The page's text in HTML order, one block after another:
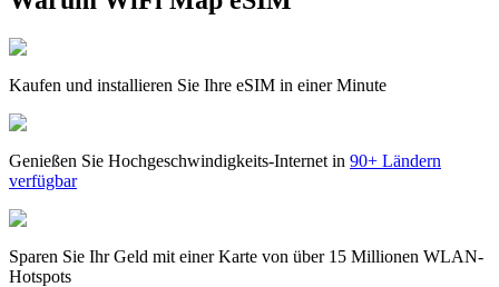
Kaufen und installieren Sie Ihre eSIM in einer Minute
Genießen Sie Hochgeschwindigkeits-Internet in 90+ Ländern
verfügbar
Sparen Sie Ihr Geld mit einer Karte von über 15 Millionen WLAN-
Hotspots